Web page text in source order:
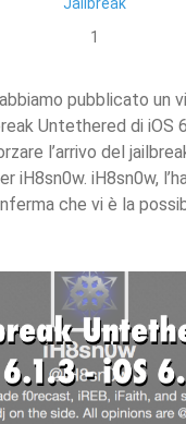
Jailbreak
1
pubblicato un
Untethered di iOS
l’arrivo del
iH8sn0w. iH8sn0w,
che vi è la